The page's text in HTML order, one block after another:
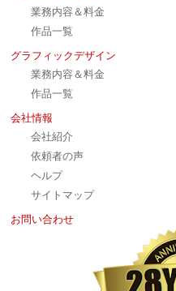
業務内容＆料金
作品一覧
グラフィックデザイン
業務内容＆料金
作品一覧
会社情報
会社紹介
依頼者の声
ヘルプ
サイトマップ
お問い合わせ